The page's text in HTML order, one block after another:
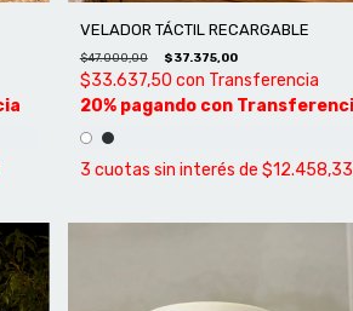
VELADOR TÁCTIL RECARGABLE
$47.000,00 $37.375,00
$33.637,50 con Transferencia
3 cuotas sin interés de $12.458,33